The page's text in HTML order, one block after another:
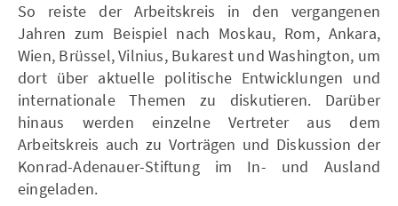
So reiste der Arbeitskreis in den vergangenen
Jahren zum Beispiel nach Moskau, Rom, Ankara,
Wien, Brüssel, Vilnius, Bukarest und Washington, um
dort über aktuelle politische Entwicklungen und
internationale Themen zu diskutieren. Darüber
hinaus werden einzelne Vertreter aus dem
Arbeitskreis auch zu Vorträgen und Diskussion der
Konrad-Adenauer-Stiftung im In- und Ausland
eingeladen.